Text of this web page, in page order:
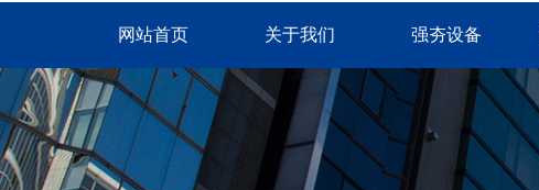
网站首页 关于我们 强夯设备